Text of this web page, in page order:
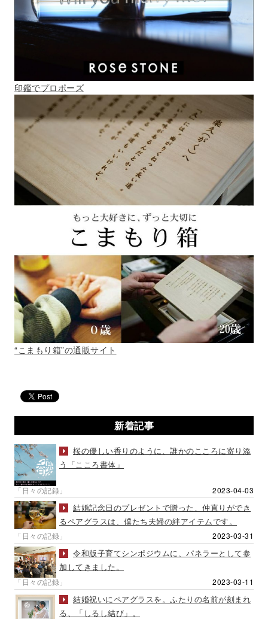
印鑑でプロポーズ
“こまもり箱”の通販サイト
新着記事
桜の優しい香りのように、誰かのこころに寄り添
う「こころ書体」
「日々の記録」 2023-04-03
結婚記念日のプレゼントで贈った、仲直りができ
るペアグラスは、僕たち夫婦の絆アイテムです。
「日々の記録」 2023-03-31
令和版子育てシンポジウムに、パネラーとして参
加してきました。
「日々の記録」 2023-03-11
結婚祝いにペアグラスを。ふたりの名前が刻まれ
る、「しるし結び」。